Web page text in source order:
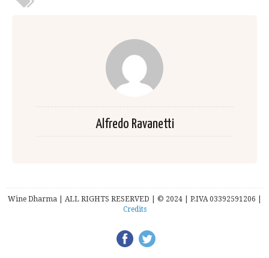
Alfredo Ravanetti
Wine Dharma | ALL RIGHTS RESERVED | © 2024 | P.IVA 03392591206 |
Credits